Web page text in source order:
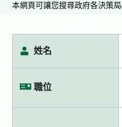
本網頁可讓您搜尋政府各決策
姓名
職位